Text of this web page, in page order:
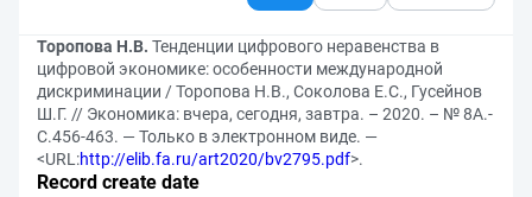
Торопова Н.В. Тенденции цифрового неравенства в
цифровой экономике: особенности международной
дискриминации / Торопова Н.В., Соколова Е.С., Гусейнов
Ш.Г. // Экономика: вчера, сегодня, завтра. – 2020. – № 8А.-
С.456-463. — Только в электронном виде. —
<URL:http://elib.fa.ru/art2020/bv2795.pdf>.
Record create date